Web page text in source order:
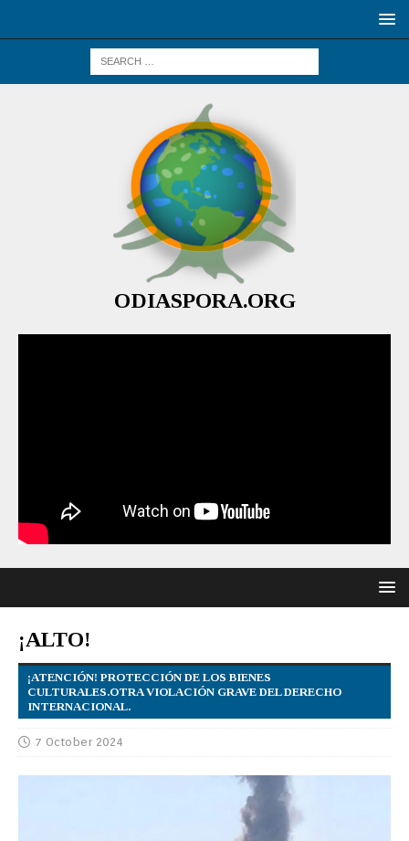
ODIASPORA.ORG
¡ALTO!
¡ATENCIÓN! PROTECCIÓN DE LOS BIENES
CULTURALES.OTRA VIOLACIÓN GRAVE DEL DERECHO
INTERNACIONAL.
7 October 2024